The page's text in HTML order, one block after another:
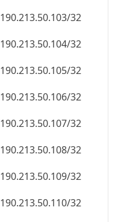
190.213.50.103/32
190.213.50.104/32
190.213.50.105/32
190.213.50.106/32
190.213.50.107/32
190.213.50.108/32
190.213.50.109/32
190.213.50.110/32